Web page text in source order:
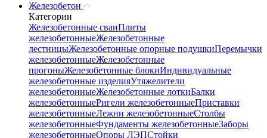
Железобетон
Категории
Железобетонные сваиПлиты
железобетонныеЖелезобетонные
лестницыЖелезобетонные опорные подушкиПеремычки
железобетонныеЖелезобетонные
прогоныЖелезобетонные блокиИндивидуальные
железобетонные изделияУтяжелители
железобетонныеЖелезобетонные лоткиБалки
железобетонныеРигели железобетонныеПриставки
железобетонныеЛежни железобетонныеСтолбы
железобетонныеФундаменты железобетонныеЗаборы
железобетонныеОпоры ЛЭПСтойки